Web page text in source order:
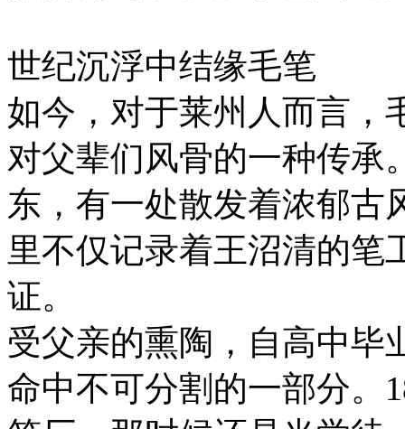
世纪沉浮中结缘毛笔
如今，对于莱州人而言，
对父辈们风骨的一种传承
东，有一处散发着浓郁古
里不仅记录着王沼清的笔
证。
受父亲的熏陶，自高中毕
命中不可分割的一部分。